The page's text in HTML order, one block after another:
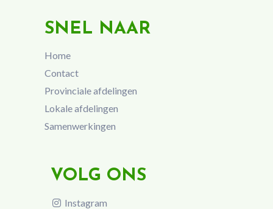
SNEL NAAR
Home
Contact
Provinciale afdelingen
Lokale afdelingen
Samenwerkingen
VOLG ONS
Instagram